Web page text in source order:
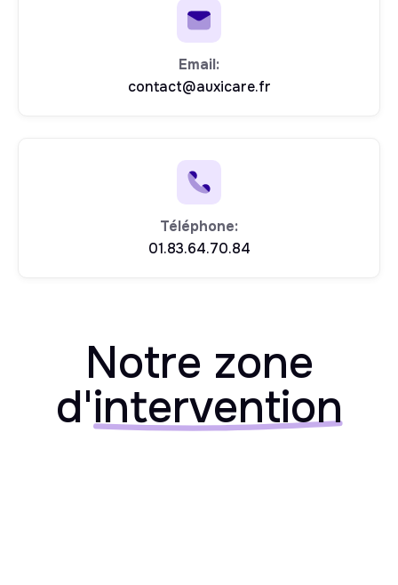
Email:
contact@auxicare.fr
Téléphone:
01.83.64.70.84
Notre zone
d'intervention